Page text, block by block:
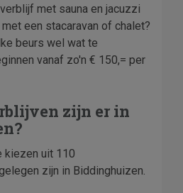
met sauna en jacuzzi
een stacaravan of chalet?
beurs wel wat te
vanaf zo'n € 150,= per
zijn er in
kiezen uit 110
zijn in Biddinghuizen.